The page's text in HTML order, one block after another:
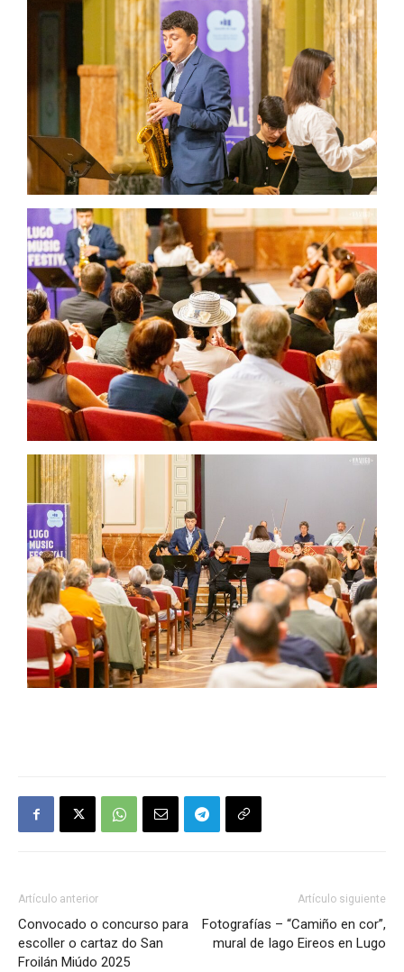
Artículo anterior
Convocado o concurso para
escoller o cartaz do San
Froilán Miúdo 2025
Artículo siguiente
Fotografías – “Camiño en cor”,
mural de Iago Eireos en Lugo